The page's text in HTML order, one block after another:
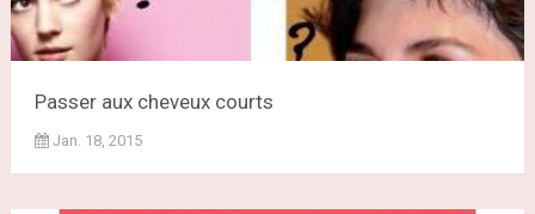
Passer aux cheveux courts
Jan. 18, 2015